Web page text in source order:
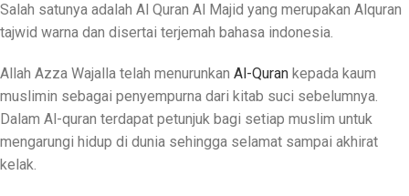
Salah satunya adalah Al Quran Al Majid yang merupakan Alquran
tajwid warna dan disertai terjemah bahasa indonesia.
Allah Azza Wajalla telah menurunkan Al-Quran kepada kaum
muslimin sebagai penyempurna dari kitab suci sebelumnya.
Dalam Al-quran terdapat petunjuk bagi setiap muslim untuk
mengarungi hidup di dunia sehingga selamat sampai akhirat
kelak.